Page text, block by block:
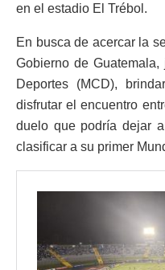
en el estadio El Trébol.
En busca de acercar la
Gobierno de
Deportes (MCD),
disfrutar el encuentro
duelo que podría dejar
clasificar a su primer